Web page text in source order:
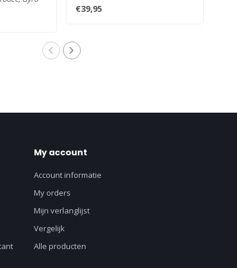
€39,95
My account
Account informatie
My orders
Mijn verlanglijst
Vergelijk
Alle producten